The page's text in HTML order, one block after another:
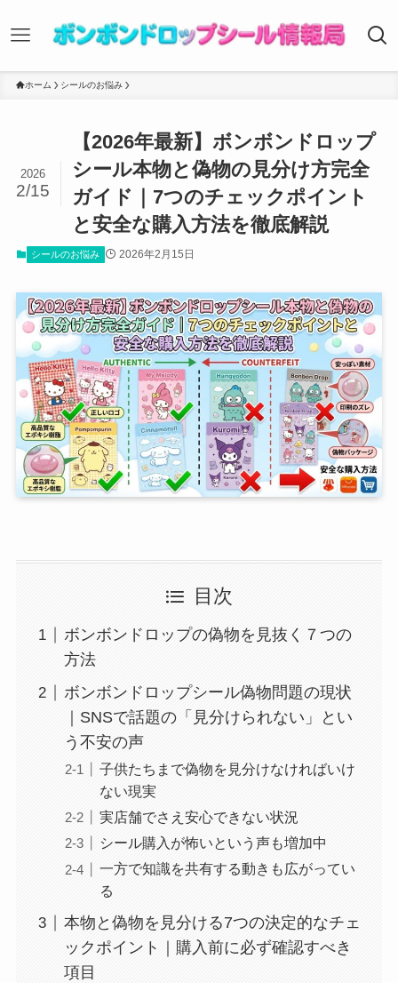
ホーム シールのお悩み
【2026年最新】ボンボンドロップ
シール本物と偽物の見分け方完全
ガイド｜7つのチェックポイント
と安全な購入方法を徹底解説
2026
2/15
シールのお悩み 2026年2月15日
目次
ボンボンドロップの偽物を見抜く７つの
方法
ボンボンドロップシール偽物問題の現状
｜SNSで話題の「見分けられない」とい
う不安の声
子供たちまで偽物を見分けなければいけ
ない現実
実店舗でさえ安心できない状況
シール購入が怖いという声も増加中
一方で知識を共有する動きも広がってい
る
本物と偽物を見分ける7つの決定的なチェ
ックポイント｜購入前に必ず確認すべき
項目